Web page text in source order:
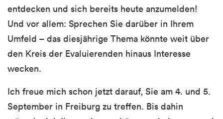
entdecken und sich bereits heute anzumelden!
Und vor allem: Sprechen Sie darüber in Ihrem
Umfeld – das diesjährige Thema könnte weit über
den Kreis der Evaluierenden hinaus Interesse
wecken.
Ich freue mich schon jetzt darauf, Sie am 4. und 5.
September in Freiburg zu treffen. Bis dahin